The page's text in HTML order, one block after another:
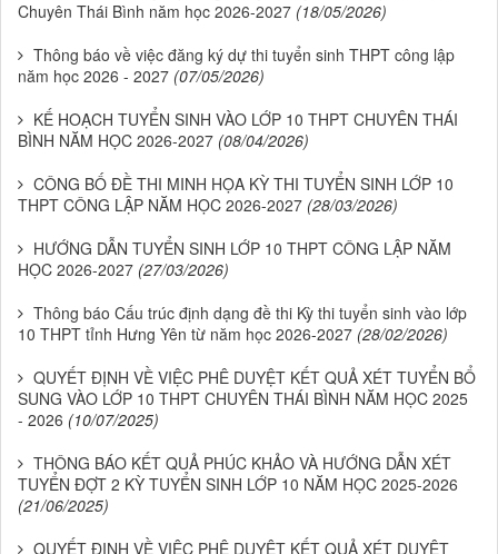
Chuyên Thái Bình năm học 2026-2027 (18/05/2026)
Thông báo về việc đăng ký dự thi tuyển sinh THPT công lập
năm học 2026 - 2027 (07/05/2026)
KẾ HOẠCH TUYỂN SINH VÀO LỚP 10 THPT CHUYÊN THÁI
BÌNH NĂM HỌC 2026-2027 (08/04/2026)
CÔNG BỐ ĐỀ THI MINH HỌA KỲ THI TUYỂN SINH LỚP 10
THPT CÔNG LẬP NĂM HỌC 2026-2027 (28/03/2026)
HƯỚNG DẪN TUYỂN SINH LỚP 10 THPT CÔNG LẬP NĂM
HỌC 2026-2027 (27/03/2026)
Thông báo Cấu trúc định dạng đề thi Kỳ thi tuyển sinh vào lớp
10 THPT tỉnh Hưng Yên từ năm học 2026-2027 (28/02/2026)
QUYẾT ĐỊNH VỀ VIỆC PHÊ DUYỆT KẾT QUẢ XÉT TUYỂN BỔ
SUNG VÀO LỚP 10 THPT CHUYÊN THÁI BÌNH NĂM HỌC 2025
- 2026 (10/07/2025)
THÔNG BÁO KẾT QUẢ PHÚC KHẢO VÀ HƯỚNG DẪN XÉT
TUYỂN ĐỢT 2 KỲ TUYỂN SINH LỚP 10 NĂM HỌC 2025-2026
(21/06/2025)
QUYẾT ĐỊNH VỀ VIỆC PHÊ DUYỆT KẾT QUẢ XÉT DUYỆT